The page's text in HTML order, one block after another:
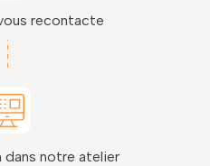
recontacte
dans notre atelier